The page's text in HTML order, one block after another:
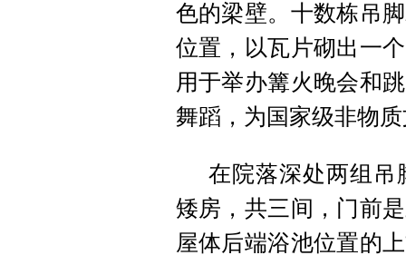
色的梁壁。十数栋吊
位置，以瓦片砌出一
用于举办篝火晚会和
舞蹈，为国家级非物
在院落深处两组吊
矮房，共三间，门前
屋体后端浴池位置的